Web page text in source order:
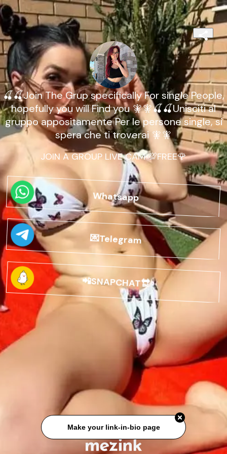
🍒🍒Join The Grup specifically For single People,
hopefully you will Find you 🧚🧚🍒🍒Unisciti al
gruppo appositamente Per le persone single, si
spera che ti troverai 🧚🧚
JOIN A GROUP LIVE CAM 💯FREE🌹
Whatsapp
💌Telegram
📲SNAPCHAT🔛
Make your link-in-bio page